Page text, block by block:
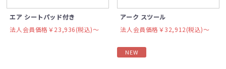
エア シートパッド付き
法人会員価格￥23,936(税込)〜
アーク スツール
法人会員価格￥32,912(税込)〜
NEW